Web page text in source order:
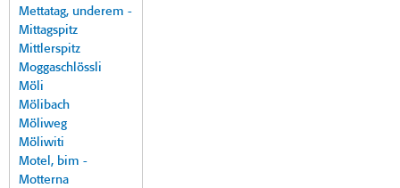
Mettatag, underem -
Mittagspitz
Mittlerspitz
Moggaschlössli
Möli
Mölibach
Möliweg
Möliwiti
Motel, bim -
Motterna